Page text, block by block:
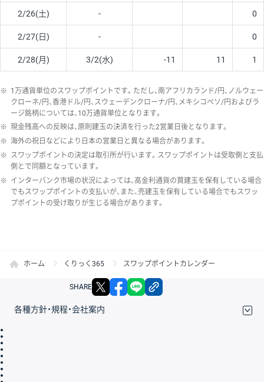
2/26(土) - 0
2/27(日) - 0
2/28(月) 3/2(水) -11 11 1
※ 1万通貨単位のスワップポイントです。ただし、南アフリカランド/円、ノルウェー
クローネ/円、香港ドル/円、スウェーデンクローナ/円、メキシコペソ/円およびラ
ージ銘柄については、10万通貨単位となります。
※ 現金残高への反映は、原則建玉の決済を行った2営業日後となります。
※ 海外の祝日などにより日本の営業日と異なる場合があります。
※ スワップポイントの決定は取引所が行います。スワップポイントは受取側と支払
側とで同額となっています。
※ インターバンク市場の状況によっては、高金利通貨の買建玉を保有している場合
でもスワップポイントの支払いが、また、売建玉を保有している場合でもスワッ
プポイントの受け取りが生じる場合があります。
ホーム くりっく365 スワップポイントカレンダー
SHARE X facebook
各種方針・規程・会社案内